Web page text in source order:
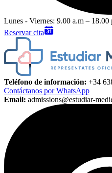
Lunes - Viernes: 9.00 a.m – 18.00
Reservar cita
Teléfono de información: +34
Contáctanos por WhatsApp
Email: admissions@estudiar-